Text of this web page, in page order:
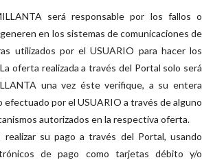
será responsable por los fallos o
en los sistemas de comunicaciones de
utilizados por el USUARIO para hacer los
oferta realizada a través del Portal solo será
una vez éste verifique, a su entera
efectuado por el USUARIO a través de alguno
autorizados en la respectiva oferta.
realizar su pago a través del Portal, usando
de pago como tarjetas débito y/o